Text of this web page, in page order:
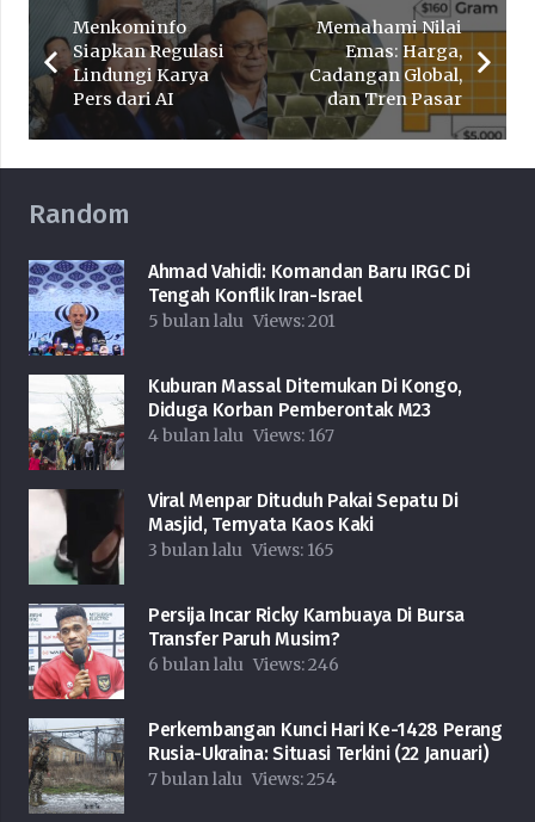
Menkominfo
Siapkan Regulasi
Lindungi Karya
Pers dari AI
Memahami Nilai
Emas: Harga,
Cadangan Global,
dan Tren Pasar
Random
Ahmad Vahidi: Komandan Baru IRGC Di
Tengah Konflik Iran-Israel
5 bulan lalu Views:201
Kuburan Massal Ditemukan Di Kongo,
Diduga Korban Pemberontak M23
4 bulan lalu Views: 167
Viral Menpar Dituduh Pakai Sepatu Di
Masjid, Ternyata Kaos Kaki
3 bulan lalu Views: 165
Persija Incar Ricky Kambuaya Di Bursa
Transfer Paruh Musim?
6 bulan lalu Views:246
Perkembangan Kunci Hari Ke-1428 Perang
Rusia-Ukraina: Situasi Terkini (22 Januari)
7 bulan lalu Views:254